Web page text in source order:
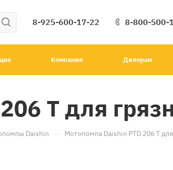
8-925-600-17-22 8-800-500-
Компания Дилерам
T для
Daishin — Мотопомпа Daishin PTD 206 T